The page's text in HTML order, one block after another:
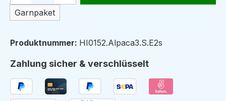
Garnpaket
Produktnummer: HI0152.Alpaca3.S.E2s
Zahlung sicher & verschlüsselt